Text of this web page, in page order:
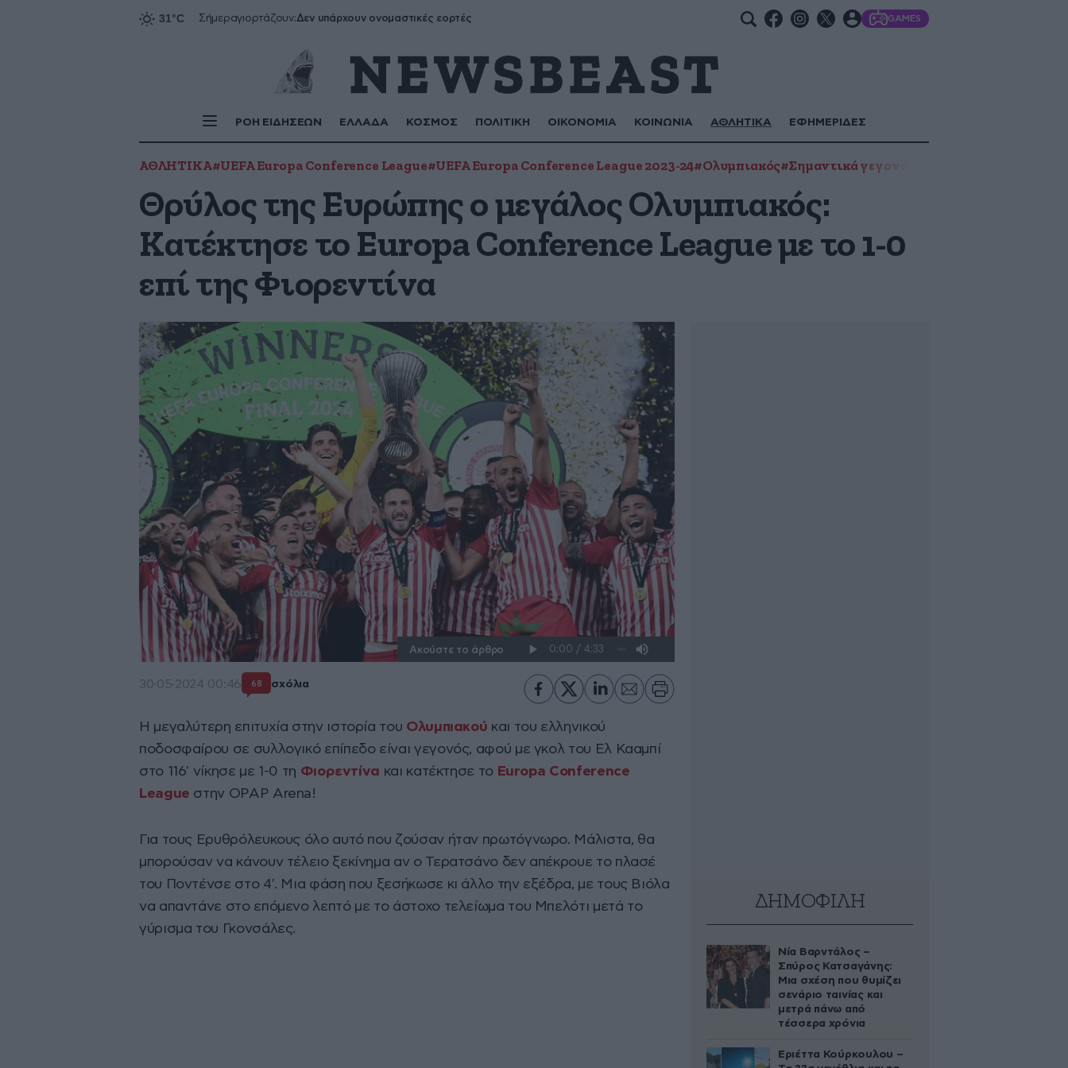
Σήμεραγιορτάζουν:Δεν υπάρχουν ονομαστικές εορτές GAMES
ΡΟΗ ΕΙΔΗΣΕΩΝ ΕΛΛΑΔΑ ΚΟΣΜΟΣ ΠΟΛΙΤΙΚΗ ΟΙΚΟΝΟΜΙΑ ΚΟΙΝΩΝΙΑ ΑΘΛΗΤΙΚΑ ΕΦΗΜΕΡΙΔΕΣ
ΑΘΛΗΤΙΚΑ#UEFA Europa Conference League#UEFA Europa Conference League 2023-24#Ολυμπιακός#Σημαντικά γεγονότα 2024
Θρύλος της Ευρώπης ο μεγάλος Ολυμπιακός:
Κατέκτησε το Europa Conference League με το 1-0
επί της Φιορεντίνα
Ακούστε το άρθρο
30·05·2024 00:46 68 σχόλια
Η μεγαλύτερη επιτυχία στην ιστορία του Ολυμπιακού και του ελληνικού
ποδοσφαίρου σε συλλογικό επίπεδο είναι γεγονός, αφού με γκολ του Ελ Κααμπί
στο 116′ νίκησε με 1-0 τη Φιορεντίνα και κατέκτησε το Europa Conference
League στην OPAP Arena!
Για τους Ερυθρόλευκους όλο αυτό που ζούσαν ήταν πρωτόγνωρο. Μάλιστα, θα
μπορούσαν να κάνουν τέλειο ξεκίνημα αν ο Τερατσάνο δεν απέκρουε το πλασέ
του Ποντένσε στο 4′. Μια φάση που ξεσήκωσε κι άλλο την εξέδρα, με τους Βιόλα
να απαντάνε στο επόμενο λεπτό με το άστοχο τελείωμα του Μπελότι μετά το
γύρισμα του Γκονσάλες.
ΔΗΜΟΦΙΛΗ
Νία Βαρντάλος –
Σπύρος Κατσαγάνης:
Μια σχέση που θυμίζει
σενάριο ταινίας και
μετρά πάνω από
τέσσερα χρόνια
Εριέττα Κούρκουλου –